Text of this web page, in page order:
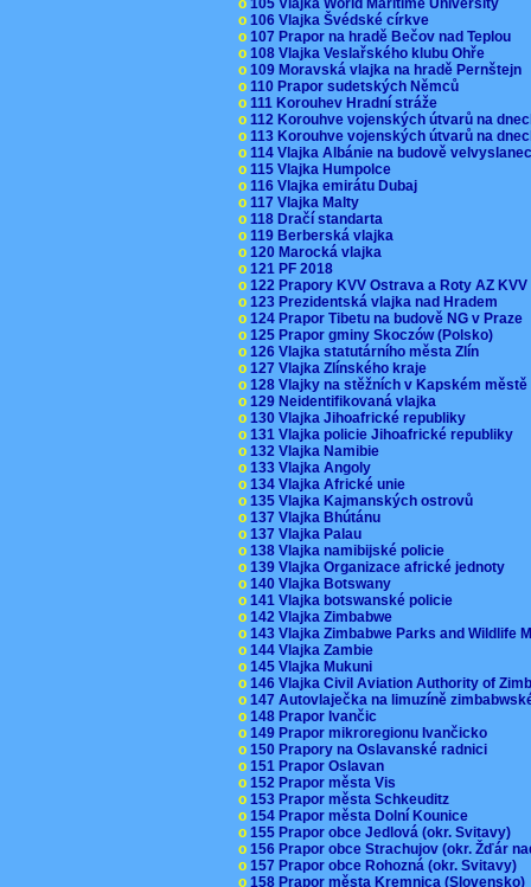
o 106 Vlajka Švédské církve
o 107 Prapor na hradě Bečov nad Teplou
o 108 Vlajka Veslařského klubu Ohře
o 109 Moravská vlajka na hradě Pernštejn
o 110 Prapor sudetských Němců
o 111 Korouhev Hradní stráže
o 112 Korouhve vojenských útvarů na
o 113 Korouhve vojenských útvarů na
o 114 Vlajka Albánie na budově
o 115 Vlajka Humpolce
o 116 Vlajka emirátu Dubaj
o 117 Vlajka Malty
o 118 Dračí standarta
o 119 Berberská vlajka
o 120 Marocká vlajka
o 121 PF 2018
o 122 Prapory KVV Ostrava a Roty AZ
o 123 Prezidentská vlajka nad Hradem
o 124 Prapor Tibetu na budově NG v Praze
o 125 Prapor gminy Skoczów (Polsko)
o 126 Vlajka statutárního města Zlín
o 127 Vlajka Zlínského kraje
o 128 Vlajky na stěžních v Kapském
o 129 Neidentifikovaná vlajka
o 130 Vlajka Jihoafrické republiky
o 131 Vlajka policie Jihoafrické republiky
o 132 Vlajka Namibie
o 133 Vlajka Angoly
o 134 Vlajka Africké unie
o 135 Vlajka Kajmanských ostrovů
o 137 Vlajka Bhútánu
o 137 Vlajka Palau
o 138 Vlajka namibijské policie
o 139 Vlajka Organizace africké jednoty
o 140 Vlajka Botswany
o 141 Vlajka botswanské policie
o 142 Vlajka Zimbabwe
o 143 Vlajka Zimbabwe Parks and Wildlife
o 144 Vlajka Zambie
o 145 Vlajka Mukuni
o 146 Vlajka Civil Aviation Authority of
o 147 Autovlaječka na limuzíně
o 148 Prapor Ivančic
o 149 Prapor mikroregionu Ivančicko
o 150 Prapory na Oslavanské radnici
o 151 Prapor Oslavan
o 152 Prapor města Vis
o 153 Prapor města Schkeuditz
o 154 Prapor města Dolní Kounice
o 155 Prapor obce Jedlová (okr. Svitavy)
o 156 Prapor obce Strachujov (okr. Žďár
o 157 Prapor obce Rohozná (okr. Svitavy)
o 158 Prapor města Kremnica (Slovensko)